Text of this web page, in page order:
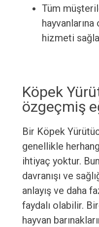
Tüm
hizmeti
Köpek
özgeçmiş
Bir Köpek
genellikle
ihtiyaç yoktur.
davranışı ve
anlayış ve daha
faydalı olabilir.
hayvan